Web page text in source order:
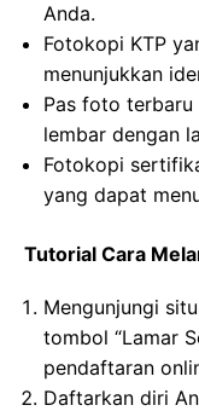
Anda.
Fotokopi KTP
menunjukkan
Pas foto
lembar dengan
Fotokopi
yang dapat
Tutorial Cara
Mengunjungi
tombol “Lamar
pendaftaran
Daftarkan diri